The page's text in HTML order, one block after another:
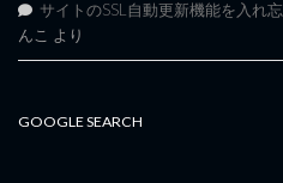
サイトのSSL自動更新機能を入れ
んこ より
GOOGLE SEARCH